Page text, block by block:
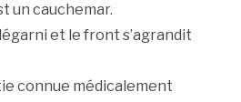
un cauchemar.
et le front s’agrandit
connue médicalement